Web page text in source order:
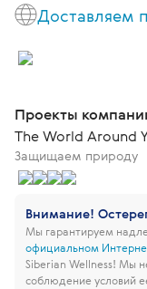
Доставляем
Проекты
The World Around
Защищаем природу
Внимание!
Мы гарантируем
официальном
Siberian Wellness! Мы
соблюдение условий